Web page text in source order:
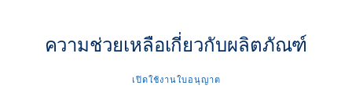
ความช่วยเหลือเกี่ยวกับผลิตภัณฑ์
เปิดใช้งานใบอนุญาต